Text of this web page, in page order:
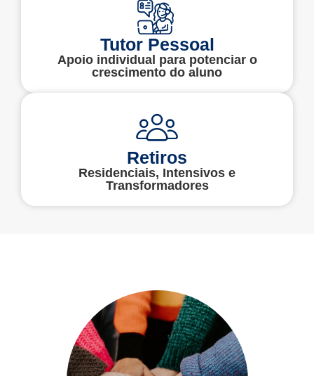
Tutor Pessoal
Apoio individual para potenciar o
crescimento do aluno
Retiros
Residenciais, Intensivos e
Transformadores